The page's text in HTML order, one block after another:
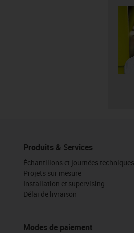
Produits & Services
Échantillons et journées techniques
Projets sur mesure
Installation et supervising
Délai de livraison
Modes de paiement